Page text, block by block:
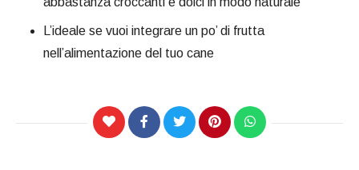
L’ideale se vuoi integrare un po’ di frutta
nell’alimentazione del tuo cane